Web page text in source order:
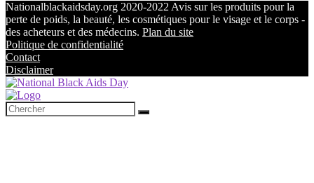
Nationalblackaidsday.org 2020-2022 Avis sur les produits pour la
perte de poids, la beauté, les cosmétiques pour le visage et le corps -
des acheteurs et des médecins. Plan du site
Politique de confidentialité
Contact
Disclaimer